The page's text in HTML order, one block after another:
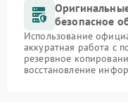
безопасное
Использование
аккуратная работа с
резервное
восстановление